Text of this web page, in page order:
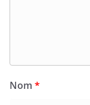
Nom *